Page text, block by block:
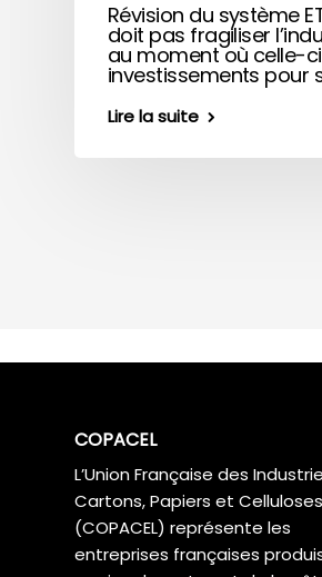
Révision du système
doit pas fragiliser
au moment où celle-
investissements pour
Lire la suite
COPACEL
L’Union Française des
Cartons, Papiers et Celluloses
(COPACEL) représente les
entreprises françaises